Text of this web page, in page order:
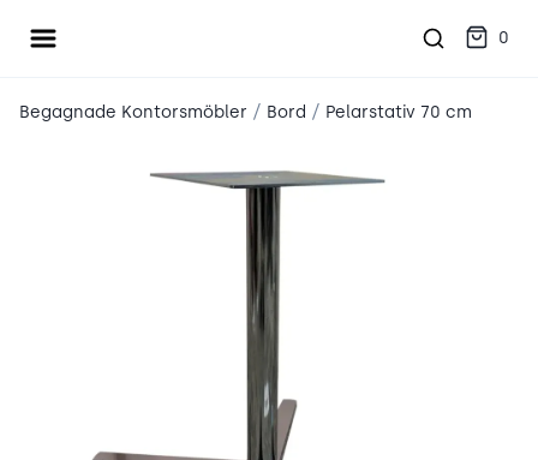
Öppna meny 0
Begagnade Kontorsmöbler / Bord / Pelarstativ 70 cm